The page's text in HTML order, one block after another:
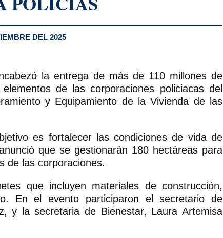
DEL 2025
la entrega de más de 110 millones de
de las corporaciones policiacas del
y Equipamiento de la Vivienda de las
es fortalecer las condiciones de vida de
que se gestionarán 180 hectáreas para
de las corporaciones.
que incluyen materiales de construcción,
En el evento participaron el secretario de
y la secretaria de Bienestar, Laura Artemisa